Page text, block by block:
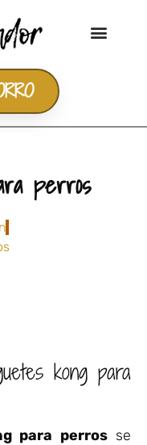
perros
kong para
para perrosse